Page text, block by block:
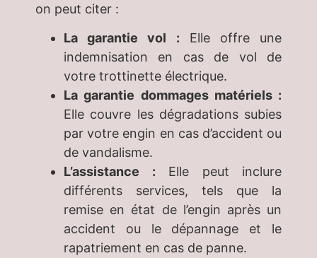
on peut citer :
La garantie vol : Elle offre une
indemnisation en cas de vol de
votre trottinette électrique.
La garantie dommages matériels :
Elle couvre les dégradations subies
par votre engin en cas d’accident ou
de vandalisme.
L’assistance : Elle peut inclure
différents services, tels que la
remise en état de l’engin après un
accident ou le dépannage et le
rapatriement en cas de panne.